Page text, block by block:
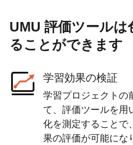
UMU 評価ツールは
ることができます
学習効果の検証
学習プロジェクトの
て、評価ツールを用
化を測定することで
果の評価が可能にな